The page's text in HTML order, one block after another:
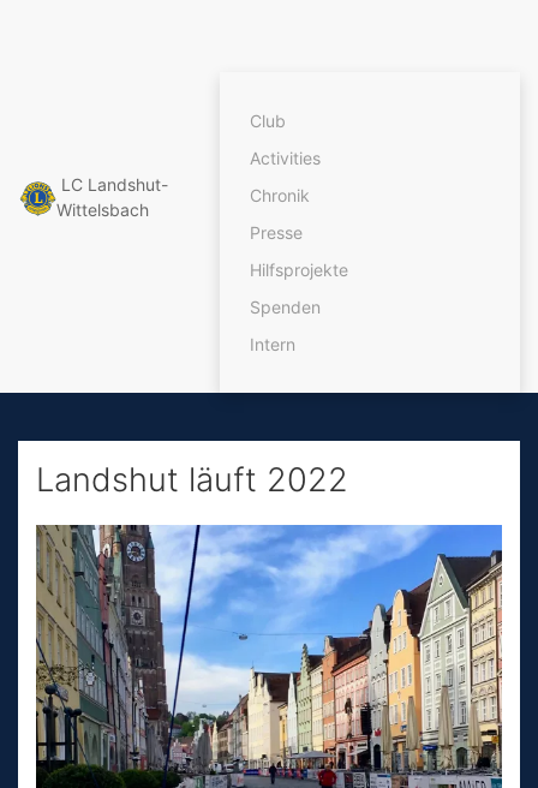
LC Landshut-
Wittelsbach
Club
Activities
Chronik
Presse
Hilfsprojekte
Spenden
Intern
Landshut läuft 2022